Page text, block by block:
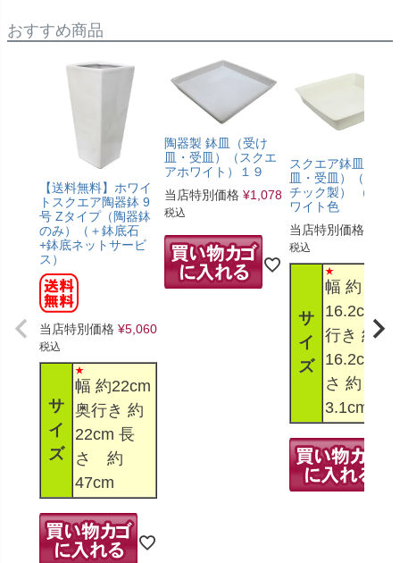
おすすめ商品
【送料無料】ホワイ
トスクエア陶器鉢 9
号 Zタイプ（陶器鉢
のみ）（＋鉢底石
+鉢底ネットサービ
ス）
当店特別価格 ¥5,060
税込
サ
イ
ズ
幅 約22cm
奥行き 約
22cm 長
さ 約
47cm
陶器製 鉢皿（受け
皿・受皿）（スクエ
アホワイト）１９
当店特別価格 ¥1,078
税込
スクエア鉢皿（受
皿・受皿）（プラ
チック製） （小）
ワイト色
当店特別価格
税込
サ
イ
ズ
幅 約
16.2cm 奥
行き 約
16.2cm 高
さ 約
3.1cm